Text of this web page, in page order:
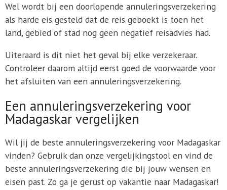
Wel wordt bij een doorlopende annuleringsverzekering
als harde eis gesteld dat de reis geboekt is toen het
land, gebied of stad nog geen negatief reisadvies had.
Uiteraard is dit niet het geval bij elke verzekeraar.
Controleer daarom altijd eerst goed de voorwaarde voor
het afsluiten van een annuleringsverzekering.
Een annuleringsverzekering voor
Madagaskar vergelijken
Wil jij de beste annuleringsverzekering voor Madagaskar
vinden? Gebruik dan onze vergelijkingstool en vind de
beste annuleringsverzekering die bij jouw wensen en
eisen past. Zo ga je gerust op vakantie naar Madagaskar!